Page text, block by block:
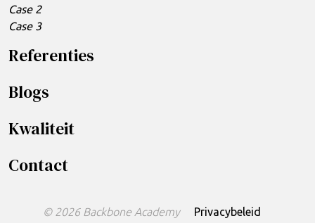
Case 2
Case 3
Referenties
Blogs
Kwaliteit
Contact
© 2026 Backbone Academy Privacybeleid